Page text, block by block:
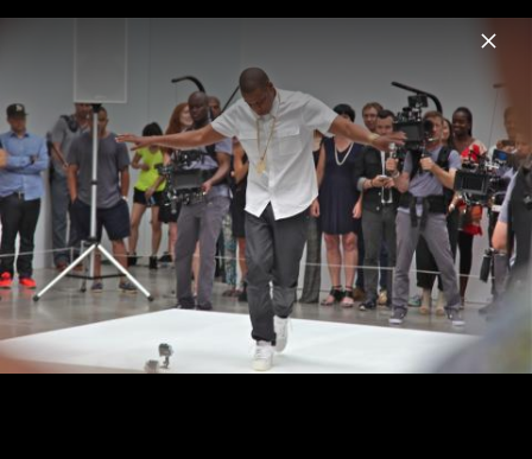
Menu
Jay-Z
Home News Musik Videos Fotos
Pressefotos 2013